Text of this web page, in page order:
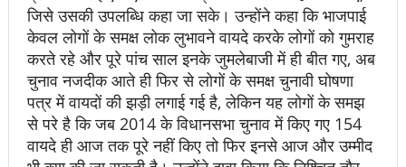
जिसे उसकी उपलब्धि कहा जा सके। उन्होंने कहा कि भाजपाई
केवल लोगों के समक्ष लोक लुभावने वायदे करके लोगों को गुमराह
करते रहे और पूरे पांच साल इनके जुमलेबाजी में ही बीत गए, अब
चुनाव नजदीक आते ही फिर से लोगों के समक्ष चुनावी घोषणा
पत्र में वायदों की झड़ी लगाई गई है, लेकिन यह लोगों के समझ
से परे है कि जब 2014 के विधानसभा चुनाव में किए गए 154
वायदे ही आज तक पूरे नहीं किए तो फिर इनसे आज और उम्मीद